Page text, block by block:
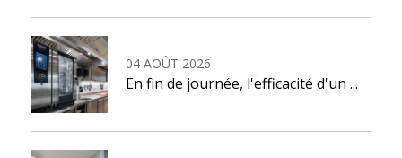
04 AOÛT 2026
En fin de journée, l'efficacité d'un ...